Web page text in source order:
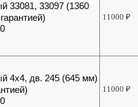
33081, 33097 (1360
11000₽
4х4, дв. 245 (645 мм)
11000₽